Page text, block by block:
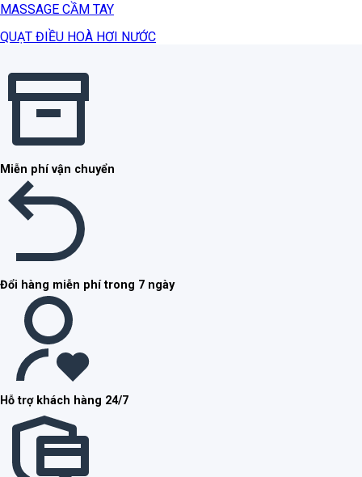
MASSAGE CẦM TAY
QUẠT ĐIỀU HOÀ HƠI NƯỚC
Miễn phí vận chuyển
Đổi hàng miễn phí trong 7 ngày
Hỗ trợ khách hàng 24/7